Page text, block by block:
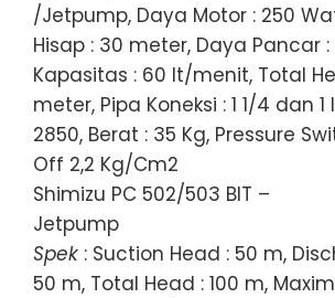
/Jetpump, Daya Motor : 250
Hisap : 30 meter, Daya Pancar
Kapasitas : 60 lt/menit, Total
meter, Pipa Koneksi : 1 1/4 dan 1
2850, Berat : 35 Kg, Pressure
Off 2,2 Kg/Cm2
Shimizu PC 502/503 BIT –
Jetpump
Spek : Suction Head : 50 m,
50 m, Total Head : 100 m,